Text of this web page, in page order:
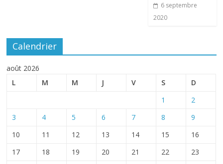
6 septembre
2020
Calendrier
août 2026
L
M M J V S D
1
2
3
4 5 6 7 8
9
10
11 12 13 14 15
16
17
18 19 20 21 22
23